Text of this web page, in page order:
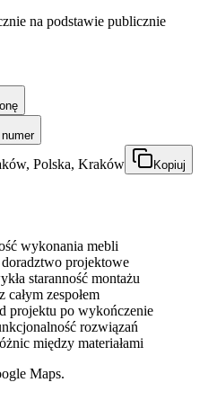
na podstawie publicznie
Polska, Kraków Kopiuj
wykonania mebli
projektowe
staranność montażu
zespołem
projektu po wykończenie
rozwiązań
między materiałami
Maps.